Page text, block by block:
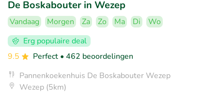
De Boskabouter in Wezep
Vandaag Morgen Za Zo Ma Di
Wo
Erg populaire deal
9.5
Perfect • 462 beoordelingen
Pannenkoekenhuis De Boskabouter Wezep
Wezep (5km)